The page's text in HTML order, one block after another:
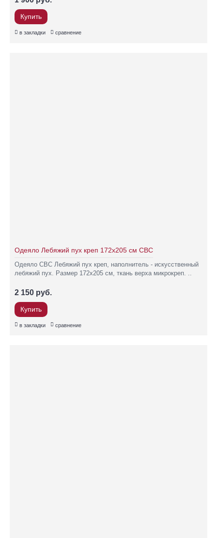
Купить
в закладки сравнение
Одеяло Лебяжий пух креп 172х205 см СВС
Одеяло СВС Лебяжий пух креп, наполнитель - искусственный
лебяжий пух. Размер 172х205 см, ткань верха микрокреп. ..
2 150 руб.
Купить
в закладки сравнение